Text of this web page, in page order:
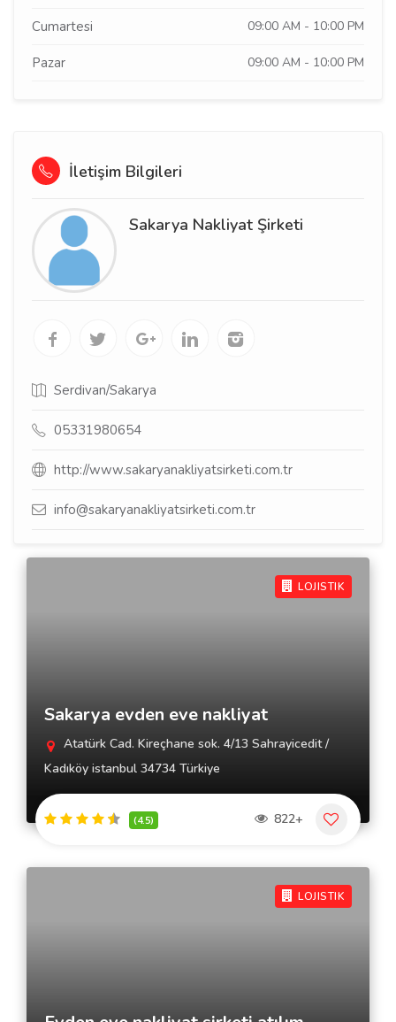
Cumartesi 09:00 AM - 10:00 PM
Pazar 09:00 AM - 10:00 PM
İletişim Bilgileri
Sakarya Nakliyat Şirketi
Serdivan/Sakarya
05331980654
http://www.sakaryanakliyatsirketi.com.tr
info@sakaryanakliyatsirketi.com.tr
LOJISTIK
Sakarya evden eve nakliyat
Atatürk Cad. Kireçhane sok. 4/13 Sahrayicedit /
Kadıköy istanbul 34734 Türkiye
(4.5) 822+
LOJISTIK